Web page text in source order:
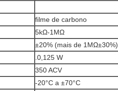
filme de carbono
5kΩ-1MΩ
±20% (mais de 1MΩ±30%)
.0,125 W
350 ACV
-20°C a ±70°C